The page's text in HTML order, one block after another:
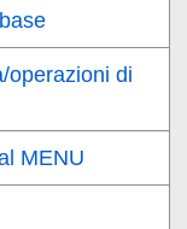
operazioni di
MENU